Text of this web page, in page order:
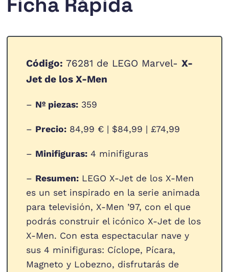
Código: 76281 de LEGO Marvel- X-
Jet de los X-Men
– Nº piezas:359
– Precio:84,99 € | $84,99 | £74,99
– Minifiguras:4 minifiguras
– Resumen:LEGO X-Jet de los X-Men
es un set inspirado en la serie animada
para televisión, X-Men ’97, con el que
podrás construir el icónico X-Jet de los
X-Men. Con esta espectacular nave y
sus 4 minifiguras: Cíclope, Pícara,
Magneto y Lobezno, disfrutarás de